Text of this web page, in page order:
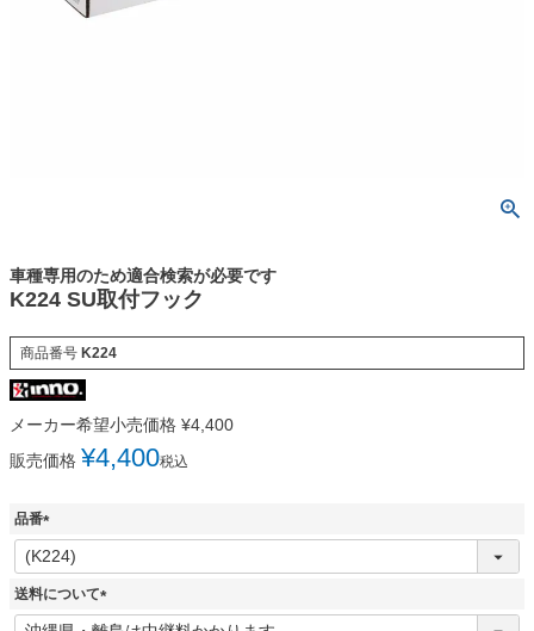
車種専用のため適合検索が必要です
K224 SU取付フック
商品番号 K224
メーカー希望小売価格 ¥4,400
販売価格 ¥4,400税込
品番
(
必
須
送料について
(